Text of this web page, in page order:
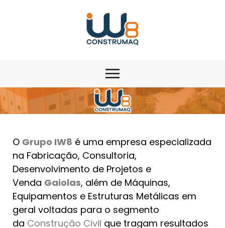
O Grupo IW8 é uma empresa especializada
na Fabricação, Consultoria,
Desenvolvimento de Projetos e
Venda Gaiolas, além de Máquinas,
Equipamentos e Estruturas Metálicas em
geral voltadas para o segmento
da Construção Civil que tragam resultados